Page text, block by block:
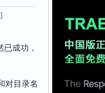
成功，
对目录名